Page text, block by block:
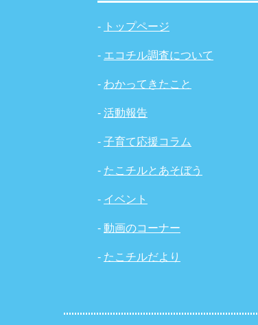
- トップページ
- エコチル調査について
- わかってきたこと
- 活動報告
- 子育て応援コラム
- たこチルとあそぼう
- イベント
- 動画のコーナー
- たこチルだより